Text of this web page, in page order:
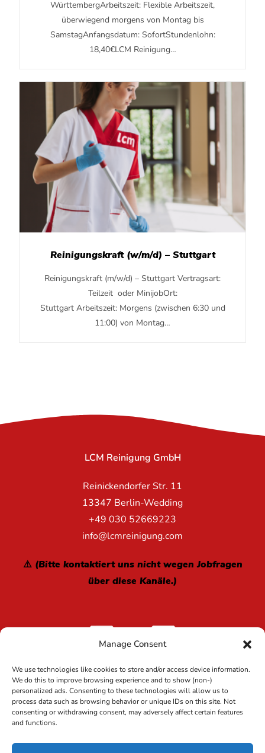
Manage Consent
We use technologies like cookies to store and/or access device information.
We do this to improve browsing experience and to show (non-)
personalized ads. Consenting to these technologies will allow us to
process data such as browsing behavior or unique IDs on this site. Not
consenting or withdrawing consent, may adversely affect certain features
and functions.
WürttembergArbeitszeit: Flexible Arbeitszeit,
überwiegend morgens von Montag bis
SamstagAnfangsdatum: SofortStundenlohn:
18,40€LCM Reinigung…
Reinigungskraft (w/m/d) – Stuttgart
Reinigungskraft (m/w/d) – Stuttgart Vertragsart:
Teilzeit oder MinijobOrt:
Stuttgart Arbeitszeit: Morgens (zwischen 6:30 und
11:00) von Montag…
LCM Reinigung GmbH
Reinickendorfer Str. 11
13347 Berlin-Wedding
+49 030 52669223
info@lcmreinigung.com
⚠️ (Bitte kontaktiert uns nicht wegen Jobfragen
über diese Kanäle.)
Copyright 2024 LCM Reinigung GmbH Deutschland | Alle
Rechte vorbehalten |